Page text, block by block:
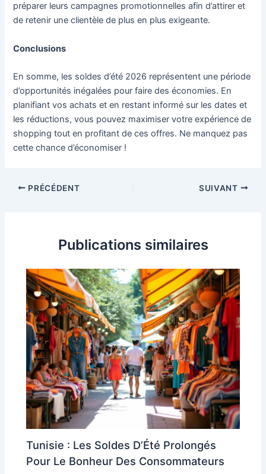
préparer leurs campagnes promotionnelles afin d’attirer et
de retenir une clientèle de plus en plus exigeante.
Conclusions
En somme, les soldes d’été 2026 représentent une période
d’opportunités inégalées pour faire des économies. En
planifiant vos achats et en restant informé sur les dates et
les réductions, vous pouvez maximiser votre expérience de
shopping tout en profitant de ces offres. Ne manquez pas
cette chance d’économiser !
NavigationPRÉCÉDENT SUIVANT
Publications similaires
Tunisie : Les Soldes D’Été Prolongés
Pour Le Bonheur Des Consommateurs